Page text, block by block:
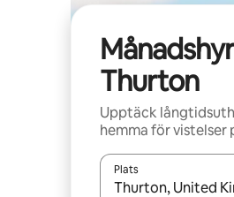
Thurton
Upptäck
hemma för vistelser
Plats
När resultaten är